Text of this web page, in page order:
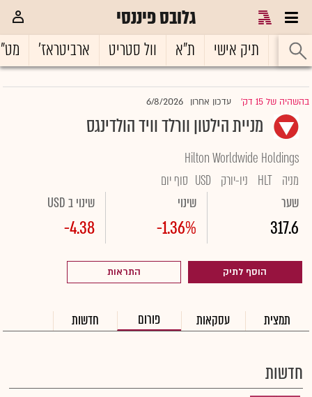
גלובס פיננסי
ראשי תיק אישי ת"א וול סטריט ארביטראז'
בהשהיה של 15 דק' |עדכון אחרון 6/8/2026
מניית הילטון וורלד וויד הולדינגס
Hilton Worldwide Holdings
מניה HLT ניו-יורק USD סוף יום
שער
317.6
שינוי
-1.36%
שינוי ב USD
-4.38
הוסף לתיק התראות
תמצית עסקאות פורום חדשות
חדשות